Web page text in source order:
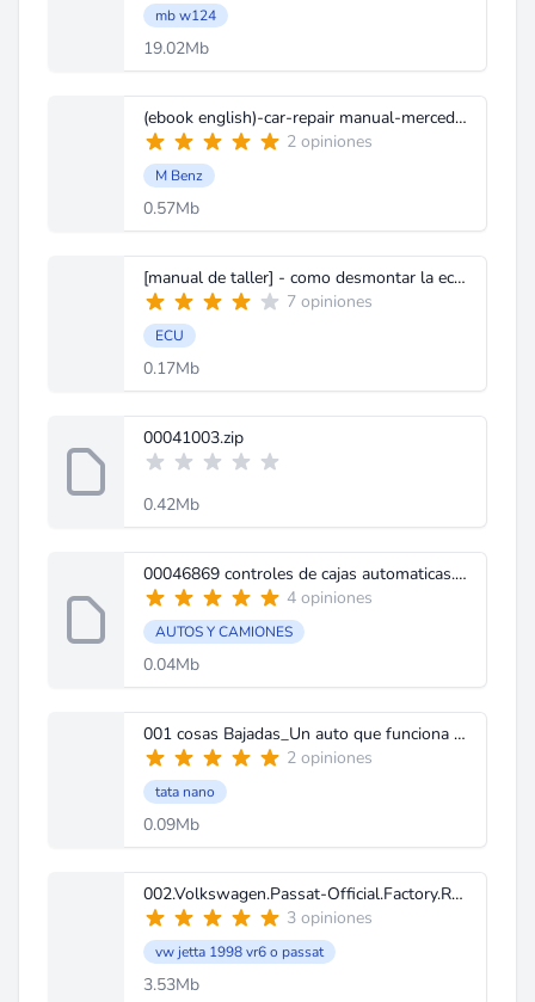
mb w124
19.02Mb
(ebook english)-car-repair manual-mercedes-benz 190e wiring diagrams.pdf
2 opiniones
M Benz
0.57Mb
[manual de taller] - como desmontar la ecu del motor - seat leon-toledo - audi - wv.pdf
7 opiniones
ECU
0.17Mb
00041003.zip
0.42Mb
00046869 controles de cajas automaticas.pdf
4 opiniones
AUTOS Y CAMIONES
0.04Mb
001 cosas Bajadas_Un auto que funciona con aire comprimido.pdf
2 opiniones
tata nano
0.09Mb
002.Volkswagen.Passat-Official.Factory.Repair.Manual.(Wiring.Diagrams).1996.pdf
3 opiniones
vw jetta 1998 vr6 o passat
3.53Mb